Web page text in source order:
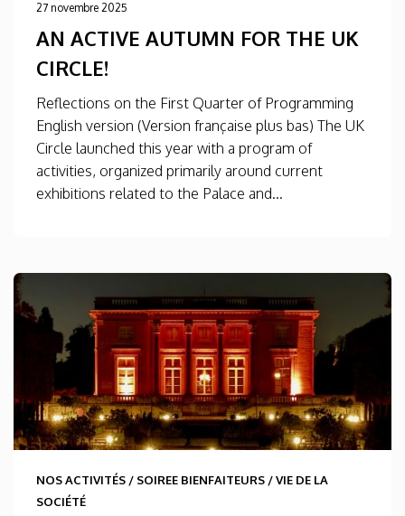
27 novembre 2025
AN ACTIVE AUTUMN FOR THE UK
CIRCLE!
Reflections on the First Quarter of Programming
English version (Version française plus bas) The UK
Circle launched this year with a program of
activities, organized primarily around current
exhibitions related to the Palace and...
NOS ACTIVITÉS / SOIREE BIENFAITEURS /VIE DE LA
SOCIÉTÉ